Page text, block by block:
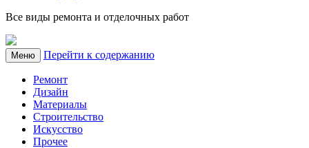
Все виды ремонта и отделочных работ
Меню Перейти к содержанию
Ремонт
Дизайн
Материалы
Строительство
Искусство
Прочее